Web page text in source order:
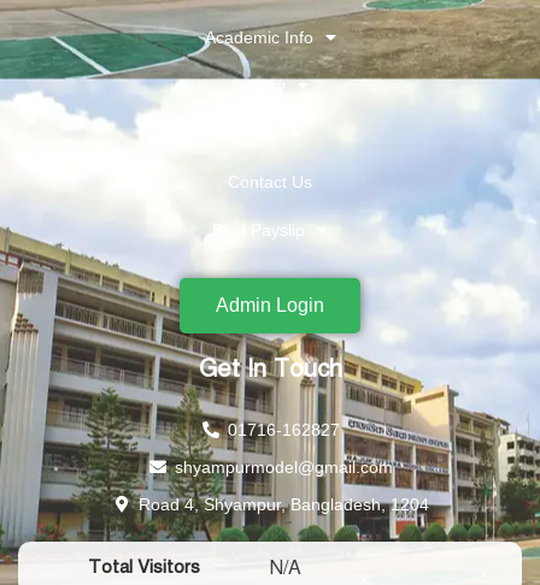
Academic Info
Gallery
Contact Us
Find Payslip
Admin Login
Get In Touch
01716-162827
shyampurmodel@gmail.com
Road 4, Shyampur, Bangladesh, 1204
Total Visitors N/A